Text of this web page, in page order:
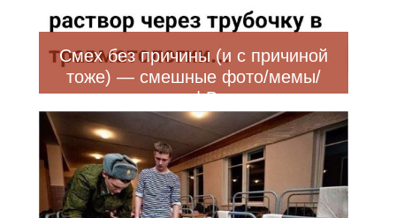
Смех без причины (и с причиной
тоже) — смешные фото/мемы/
приколы | Bugaga